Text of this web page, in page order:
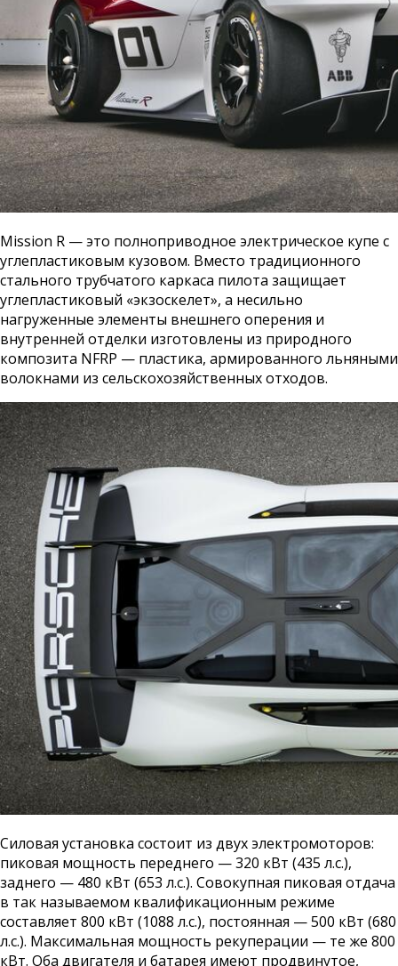
Mission R — это полноприводное электрическое купе с
углепластиковым кузовом. Вместо традиционного
стального трубчатого каркаса пилота защищает
углепластиковый «экзоскелет», а несильно
нагруженные элементы внешнего оперения и
внутренней отделки изготовлены из природного
композита NFRP — пластика, армированного льняными
волокнами из сельскохозяйственных отходов.
Силовая установка состоит из двух электромоторов:
пиковая мощность переднего — 320 кВт (435 л.с.),
заднего — 480 кВт (653 л.с.). Совокупная пиковая отдача
в так называемом квалификационным режиме
составляет 800 кВт (1088 л.с.), постоянная — 500 кВт (680
л.с.). Максимальная мощность рекуперации — те же 800
кВт. Оба двигателя и батарея имеют продвинутое,